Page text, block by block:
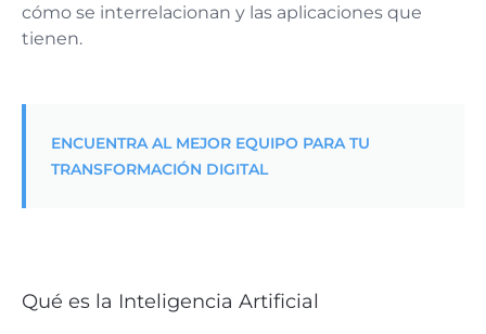
cómo se interrelacionan y las aplicaciones que
tienen.
ENCUENTRA AL MEJOR EQUIPO PARA TU
TRANSFORMACIÓN DIGITAL
Qué es la Inteligencia Artificial